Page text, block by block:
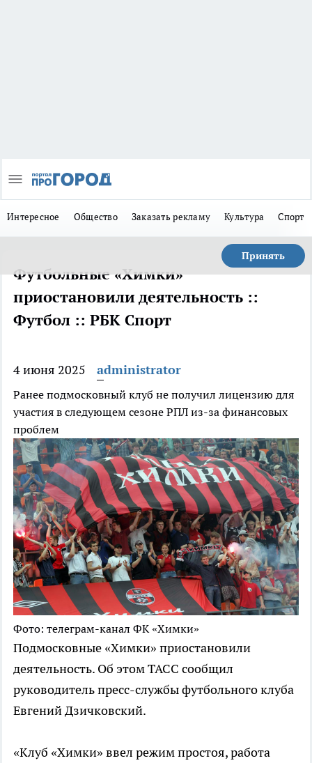
Интересное Общество Заказать рекламу Культура Спорт
Принять
Футбольные «Химки»
приостановили деятельность ::
Футбол :: РБК Спорт
4 июня 2025 administrator
Ранее подмосковный клуб не получил лицензию для
участия в следующем сезоне РПЛ из-за финансовых
проблем
Фото: телеграм-канал ФК «Химки»
Подмосковные «Химки» приостановили
деятельность. Об этом ТАСС сообщил
руководитель пресс-службы футбольного клуба
Евгений Дзичковский.
«Клуб «Химки» ввел режим простоя, работа